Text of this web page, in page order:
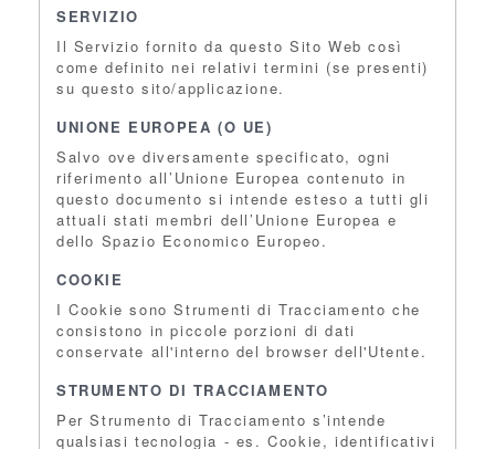
SERVIZIO
Il Servizio fornito da questo Sito Web così
come definito nei relativi termini (se presenti)
su questo sito/applicazione.
UNIONE EUROPEA (O UE)
Salvo ove diversamente specificato, ogni
riferimento all’Unione Europea contenuto in
questo documento si intende esteso a tutti gli
attuali stati membri dell’Unione Europea e
dello Spazio Economico Europeo.
COOKIE
I Cookie sono Strumenti di Tracciamento che
consistono in piccole porzioni di dati
conservate all'interno del browser dell'Utente.
STRUMENTO DI TRACCIAMENTO
Per Strumento di Tracciamento s’intende
qualsiasi tecnologia - es. Cookie, identificativi